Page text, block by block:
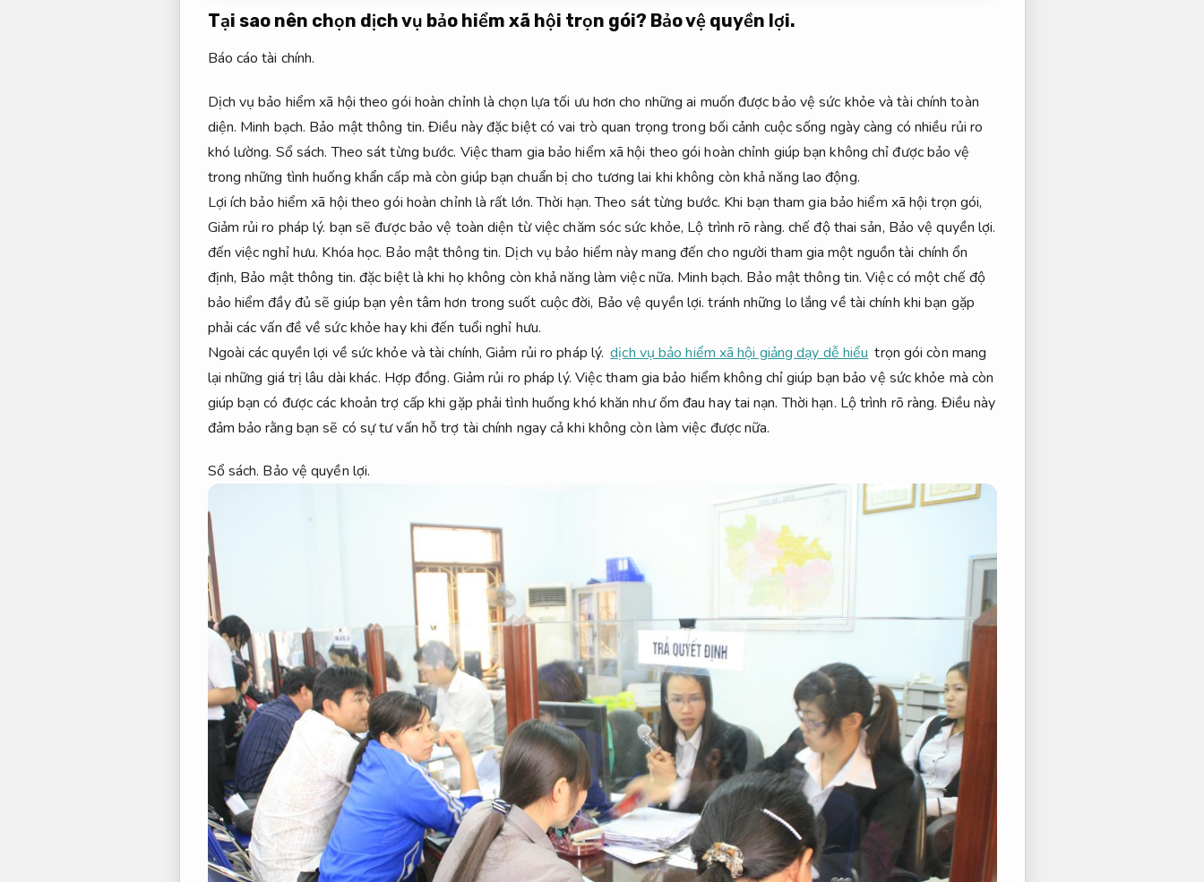
Tại sao nên chọn dịch vụ bảo hiểm xã hội trọn gói? Bảo vệ quyền lợi.
Báo cáo tài chính.
Dịch vụ bảo hiểm xã hội theo gói hoàn chỉnh là chọn lựa tối ưu hơn cho những ai muốn được bảo vệ sức khỏe và tài chính toàn
diện. Minh bạch. Bảo mật thông tin. Điều này đặc biệt có vai trò quan trọng trong bối cảnh cuộc sống ngày càng có nhiều rủi ro
khó lường. Sổ sách. Theo sát từng bước. Việc tham gia bảo hiểm xã hội theo gói hoàn chỉnh giúp bạn không chỉ được bảo vệ
trong những tình huống khẩn cấp mà còn giúp bạn chuẩn bị cho tương lai khi không còn khả năng lao động.
Lợi ích bảo hiểm xã hội theo gói hoàn chỉnh là rất lớn.Thời hạn. Theo sát từng bước. Khi bạn tham gia bảo hiểm xã hội trọn gói,
Giảm rủi ro pháp lý. bạn sẽ được bảo vệ toàn diện từ việc chăm sóc sức khỏe, Lộ trình rõ ràng. chế độ thai sản, Bảo vệ quyền lợi.
đến việc nghỉ hưu. Khóa học. Bảo mật thông tin. Dịch vụ bảo hiểm này mang đến cho người tham gia một nguồn tài chính ổn
định, Bảo mật thông tin. đặc biệt là khi họ không còn khả năng làm việc nữa. Minh bạch. Bảo mật thông tin. Việc có một chế độ
bảo hiểm đầy đủ sẽ giúp bạn yên tâm hơn trong suốt cuộc đời, Bảo vệ quyền lợi. tránh những lo lắng về tài chính khi bạn gặp
phải các vấn đề về sức khỏe hay khi đến tuổi nghỉ hưu.
Ngoài các quyền lợi về sức khỏe và tài chính,Giảm rủi ro pháp lý. dịch vụ bảo hiểm xã hội giảng dạy dễ hiểu trọn gói còn mang
lại những giá trị lâu dài khác. Hợp đồng. Giảm rủi ro pháp lý. Việc tham gia bảo hiểm không chỉ giúp bạn bảo vệ sức khỏe mà còn
giúp bạn có được các khoản trợ cấp khi gặp phải tình huống khó khăn như ốm đau hay tai nạn.Thời hạn. Lộ trình rõ ràng. Điều này
đảm bảo rằng bạn sẽ có sự tư vấn hỗ trợ tài chính ngay cả khi không còn làm việc được nữa.
Sổ sách. Bảo vệ quyền lợi.